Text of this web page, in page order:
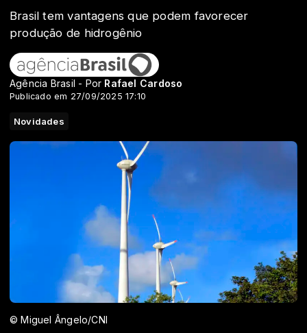
Brasil tem vantagens que podem favorecer
produção de hidrogênio
Agência Brasil - Por Rafael Cardoso
Publicado em 27/09/2025 17:10
Novidades
© Miguel Ângelo/CNI